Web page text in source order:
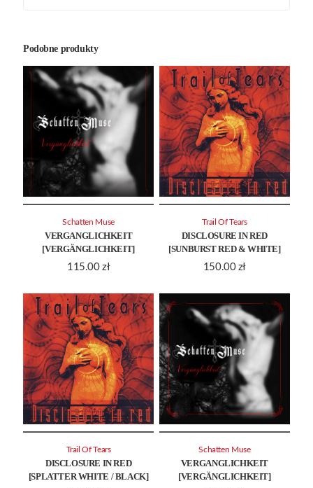
Podobne produkty
VERGANGLICHKEIT
[VERGÄNGLICHKEIT]
115.00 zł
Schatten Muse
DISCLOSURE IN RED
[SUNBURST RED & WHITE]
150.00 zł
Trail Of Tears
DISCLOSURE IN RED
[SPLATTER WHITE / BLACK]
Trail Of Tears
VERGANGLICHKEIT
[VERGÄNGLICHKEIT]
Schatten Muse